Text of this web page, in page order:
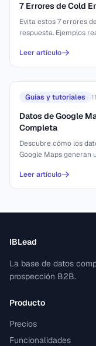
7 Errores de Cold
Evita estos 7 errores
respuesta. Ejemplos
Leer artículo
Guías y tutoriales 11
Datos de Google
Completa
Descubre cómo los
Google Maps generan
Leer artículo
IBLead
La base de datos
prospección B2B.
Producto
Precios
Funcionalidades